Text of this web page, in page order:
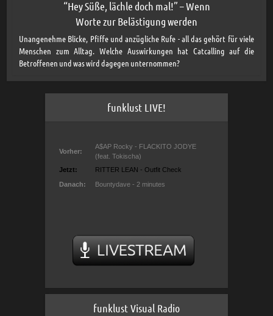
“Hey Süße, lächle doch mal!” – Wenn
Worte zur Belästigung werden
Unangenehme Blicke, Pfiffe und anzügliche Rufe - all das gehört für viele
Menschen zum Alltag. Welche Auswirkungen hat Catcalling auf die
Betroffenen und was wird dagegen unternommen?
funklust LIVE!
funklust Visual Radio